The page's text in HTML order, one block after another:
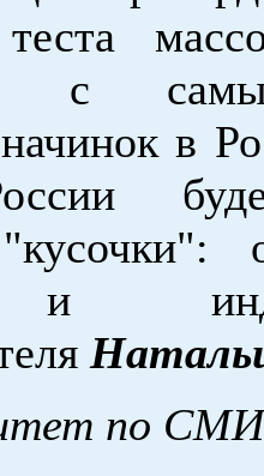
с
в
по СМИ